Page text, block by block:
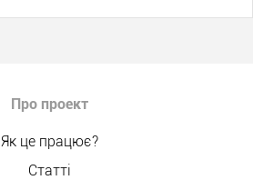
Про проект
Як це працює?
Статті